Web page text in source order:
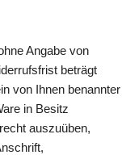
Angabe von
beträgt
von Ihnen benannter
in Besitz
auszuüben,